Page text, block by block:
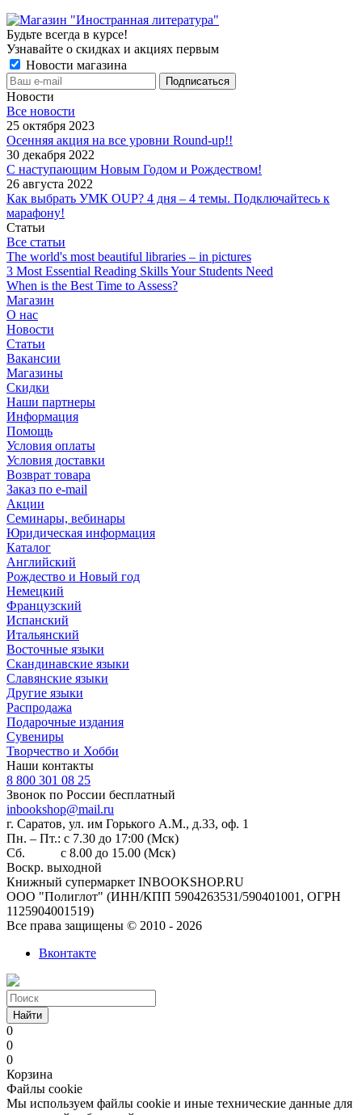
Будьте всегда в курсе!
Узнавайте о скидках и акциях первым
Новости магазина
Новости
Все новости
25 октября 2023
Осенняя акция на все уровни Round-up!!
30 декабря 2022
С наступающим Новым Годом и Рождеством!
26 августа 2022
Как выбрать УМК OUP? 4 дня – 4 темы. Подключайтесь к
марафону!
Статьи
Все статьи
The world's most beautiful libraries – in pictures
3 Most Essential Reading Skills Your Students Need
When is the Best Time to Assess?
Магазин
О нас
Новости
Статьи
Вакансии
Магазины
Скидки
Наши партнеры
Информация
Помощь
Условия оплаты
Условия доставки
Возврат товара
Заказ по e-mail
Акции
Семинары, вебинары
Юридическая информация
Каталог
Английский
Рождество и Новый год
Немецкий
Французский
Испанский
Итальянский
Восточные языки
Скандинавские языки
Славянские языки
Другие языки
Распродажа
Подарочные издания
Сувениры
Творчество и Хобби
Наши контакты
8 800 301 08 25
Звонок по России бесплатный
inbookshop@mail.ru
г. Саратов, ул. им Горького А.М., д.33, оф. 1
Пн. – Пт.: с 7.30 до 17:00 (Мск)
Сб. с 8.00 до 15.00 (Мск)
Воскр. выходной
Книжный супермаркет INBOOKSHOP.RU
ООО "Полиглот" (ИНН/КПП 5904263531/590401001, ОГРН
1125904001519)
Все права защищены © 2010 - 2026
Вконтакте
Найти
0
0
0
Корзина
Файлы cookie
Мы используем файлы cookie и иные технические данные для